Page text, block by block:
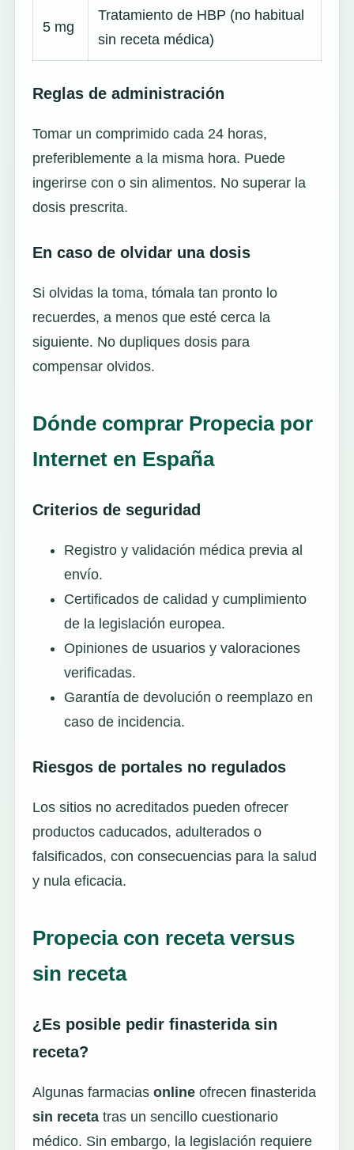
5 mg
Tratamiento de HBP (no habitual
sin receta médica)
Reglas de administración
Tomar un comprimido cada 24 horas,
preferiblemente a la misma hora. Puede
ingerirse con o sin alimentos. No superar la
dosis prescrita.
En caso de olvidar una dosis
Si olvidas la toma, tómala tan pronto lo
recuerdes, a menos que esté cerca la
siguiente. No dupliques dosis para
compensar olvidos.
Dónde comprar Propecia por
Internet en España
Criterios de seguridad
Registro y validación médica previa al
envío.
Certificados de calidad y cumplimiento
de la legislación europea.
Opiniones de usuarios y valoraciones
verificadas.
Garantía de devolución o reemplazo en
caso de incidencia.
Riesgos de portales no regulados
Los sitios no acreditados pueden ofrecer
productos caducados, adulterados o
falsificados, con consecuencias para la salud
y nula eficacia.
Propecia con receta versus
sin receta
¿Es posible pedir finasterida sin
receta?
Algunas farmacias onlineofrecen finasterida
sin recetatras un sencillo cuestionario
médico. Sin embargo, la legislación requiere